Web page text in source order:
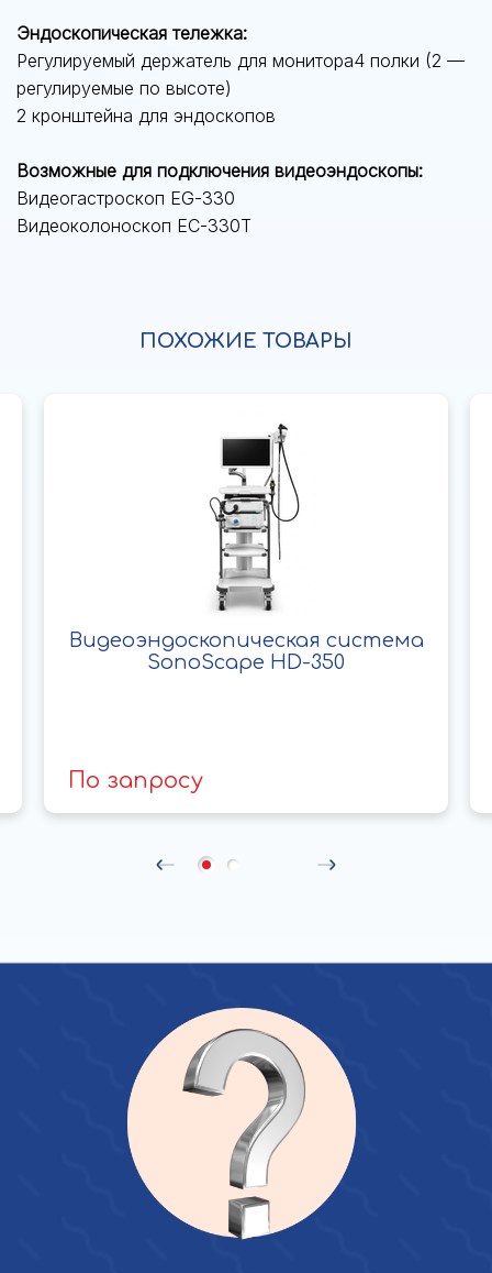
Эндоскопическая тележка:
Регулируемый держатель для монитора4 полки (2 —
регулируемые по высоте)
2 кронштейна для эндоскопов
Возможные для подключения видеоэндоскопы:
Видеогастроскоп EG-330
Видеоколоноскоп EC-330T
ПОХОЖИЕ ТОВАРЫ
Видеоэндоскопическая система
SonoScape HD-350
По запросу